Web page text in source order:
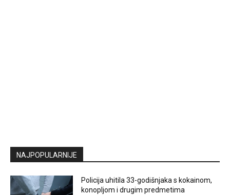
NAJPOPULARNIJE
Policija uhitila 33-godišnjaka s kokainom,
konopljom i drugim predmetima